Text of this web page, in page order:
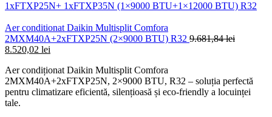
Aer conditionat Daikin Multisplit Comfora
2MXM40A+2xFTXP25N (2×9000 BTU) R32 9.681,84lei
Prețul
a
fost:
9.681,84 lei.
8.520,02 lei
este:
8.520,02 lei.
Aer condiționat Daikin Multisplit Comfora
2MXM40A+2xFTXP25N, 2×9000 BTU, R32 – soluția perfectă
pentru climatizare eficientă, silențioasă și eco-friendly a locuinței
tale.